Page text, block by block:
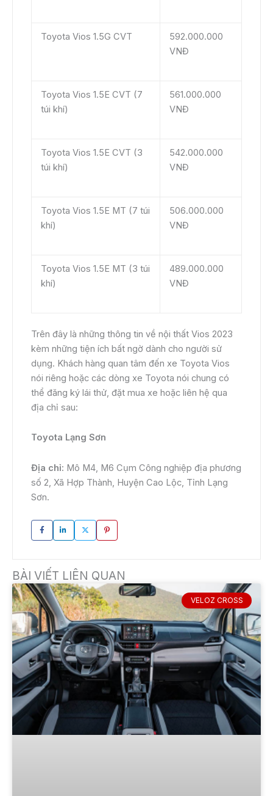
Toyota Vios 1.5G CVT
592.000.000
VNĐ
Toyota Vios 1.5E CVT (7
túi khí)
561.000.000
VNĐ
Toyota Vios 1.5E CVT (3
túi khí)
542.000.000
VNĐ
Toyota Vios 1.5E MT (7 túi
khí)
506.000.000
VNĐ
Toyota Vios 1.5E MT (3 túi
khí)
489.000.000
VNĐ
Trên đây là những thông tin về nội thất Vios 2023
kèm những tiện ích bất ngờ dành cho người sử
dụng. Khách hàng quan tâm đến xe Toyota Vios
nói riêng hoặc các dòng xe Toyota nói chung có
thể đăng ký lái thử, đặt mua xe hoặc liên hệ qua
địa chỉ sau:
Toyota Lạng Sơn
Địa chỉ: Mô M4, M6 Cụm Công nghiệp địa phương
số 2, Xã Hợp Thành, Huyện Cao Lộc, Tỉnh Lạng
Sơn.
BÀI VIẾT LIÊN QUAN
VELOZ CROSS